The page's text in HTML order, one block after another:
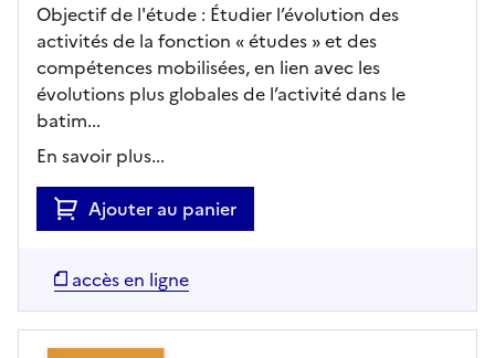
Objectif de l'étude : Étudier l’évolution des
activités de la fonction « études » et des
compétences mobilisées, en lien avec les
évolutions plus globales de l’activité dans le
batim...
En savoir plus...
Ajouter au panier
accès en ligne